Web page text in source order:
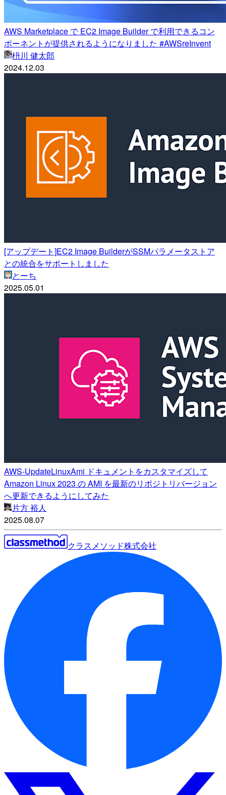
AWS Marketplace で EC2 Image Builder で利用できるコン
ポーネントが提供されるようになりました #AWSreInvent
枡川 健太郎
2024.12.03
[アップデート]EC2 Image BuilderがSSMパラメータストア
との統合をサポートしました
とーち
2025.05.01
AWS-UpdateLinuxAmi ドキュメントをカスタマイズして
Amazon Linux 2023 の AMI を最新のリポジトリバージョン
へ更新できるようにしてみた
片方 裕人
2025.08.07
クラスメソッド株式会社